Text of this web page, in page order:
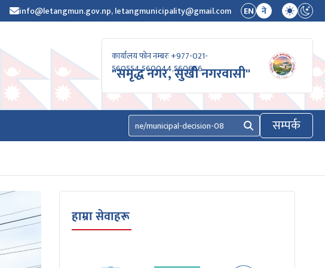
info@letangmun.gov.np, letangmunicipality@gmail.com EN ने
कार्यालय फोन नम्बरः +977-021-
560554,560044,560666
"समृद्ध नगर, सुखी नगरवासी"
खोज्नुहोस् सम्पर्क
हाम्रा सेवाहरू